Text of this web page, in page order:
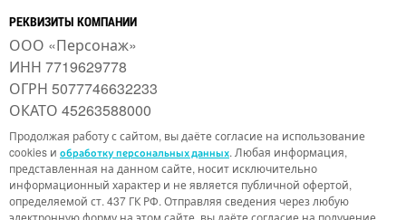
РЕКВИЗИТЫ КОМПАНИИ
ООО «Персонаж»
ИНН 7719629778
ОГРН 5077746632233
ОКАТО 45263588000
Продолжая работу с сайтом, вы даёте согласие на использование
cookies и обработку персональных данных. Любая информация,
представленная на данном сайте, носит исключительно
информационный характер и не является публичной офертой,
определяемой ст. 437 ГК РФ. Отправляя сведения через любую